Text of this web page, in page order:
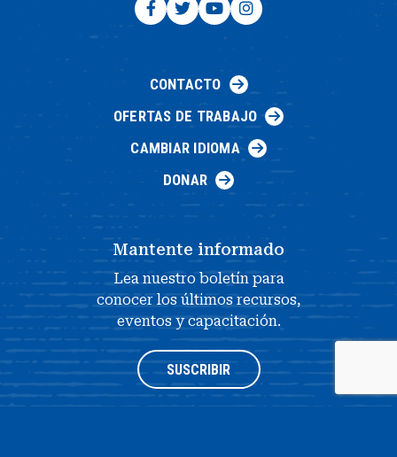
CONTACTO
OFERTAS DE TRABAJO
CAMBIAR IDIOMA
DONAR
Mantente informado
Lea nuestro boletín para
conocer los últimos recursos,
eventos y capacitación.
SUSCRIBIR